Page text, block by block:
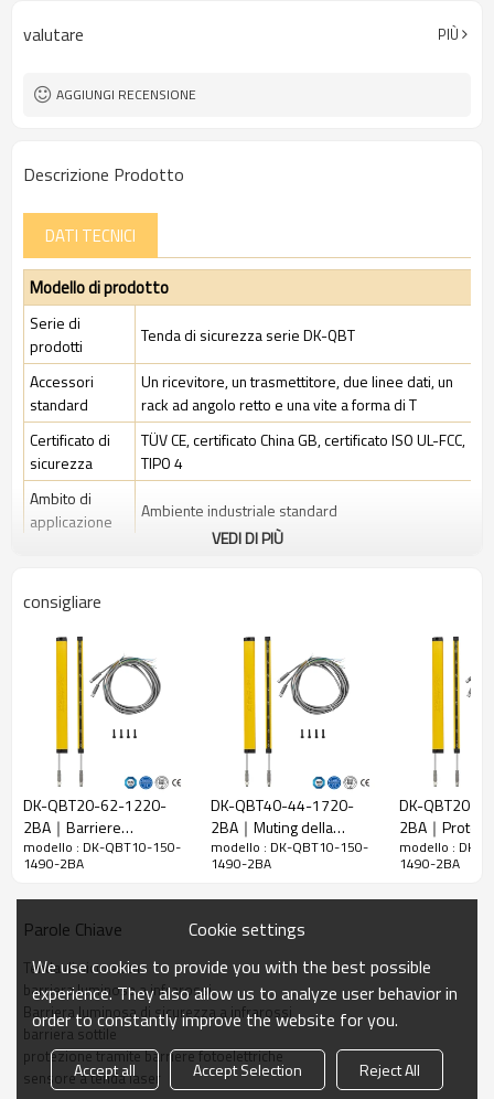
Spina di interfaccia Dotato di connettore M8
valutare PIÙ
AGGIUNGI RECENSIONE
Descrizione Prodotto
DATI TECNICI
Modello di prodotto
Serie di
prodotti
Tenda di sicurezza serie DK-QBT
Accessori
standard
Un ricevitore, un trasmettitore, due linee dati, un
rack ad angolo retto e una vite a forma di T
Certificato di
sicurezza
TÜV CE, certificato China GB, certificato ISO UL-FCC,
TIPO 4
Ambito di
applicazione
Ambiente industriale standard
Spazio tra i
Rileva la
precisione
18 mm
Quantità di
travi
Raggio
d'azione
1490mm
Taglia del
prodotto
15mm*30mm*L, L è la lunghezza dell'emettitore e
del ricevitore.
Distanza di
rilevamento
30-3000 mm
risposta
≤15 ms
Dati meccanici
Materiale
dell'alloggiamentoMetallo
VEDI DI PIÙ
consigliare
DK-QBT20-62-1220-
2BA｜Barriere
fotoelettriche di
sicurezza presso pressa
modello : DK-QBT10-150-
1490-2BA
DK-QBT40-44-1720-
2BA｜Muting della
barriera fotoelettrica di
sicurezza｜DADISICK
modello : DK-QBT10-150-
1490-2BA
DK-QBT20-
2BA｜
tramite
fotoelettriche
modello : DK-
1490-2BA
Parole Chiave
Tenda di sicurezza
barriera luminosa a infrarossi
Barriera luminosa di sicurezza a infrarossi
barriera sottile
protezione tramite barriere fotoelettriche
sensore a tenda laser
Cookie settings
We use cookies to provide you with the best possible
experience. They also allow us to analyze user behavior in
order to constantly improve the website for you.
Accept all Accept Selection Reject All